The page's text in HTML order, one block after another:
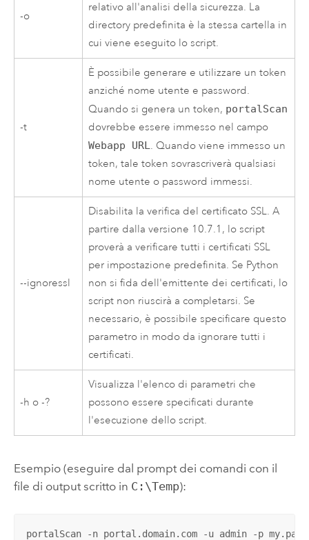
-o
relativo all'analisi della sicurezza. La
directory predefinita è la stessa cartella in
cui viene eseguito lo script.
-t
È possibile generare e utilizzare un token
anziché nome utente e password.
Quando si genera un token, portalScan
dovrebbe essere immesso nel campo
Webapp URL. Quando viene immesso un
token, tale token sovrascriverà qualsiasi
nome utente o password immessi.
--ignoressl
Disabilita la verifica del certificato SSL. A
partire dalla versione 10.7.1, lo script
proverà a verificare tutti i certificati SSL
per impostazione predefinita. Se Python
non si fida dell'emittente dei certificati, lo
script non riuscirà a completarsi. Se
necessario, è possibile specificare questo
parametro in modo da ignorare tutti i
certificati.
-h o -?
Visualizza l'elenco di parametri che
possono essere specificati durante
l'esecuzione dello script.
Esempio (eseguire dal prompt dei comandi con il
file di output scritto in C:\Temp):
portalScan -n portal.domain.com -u admin -p